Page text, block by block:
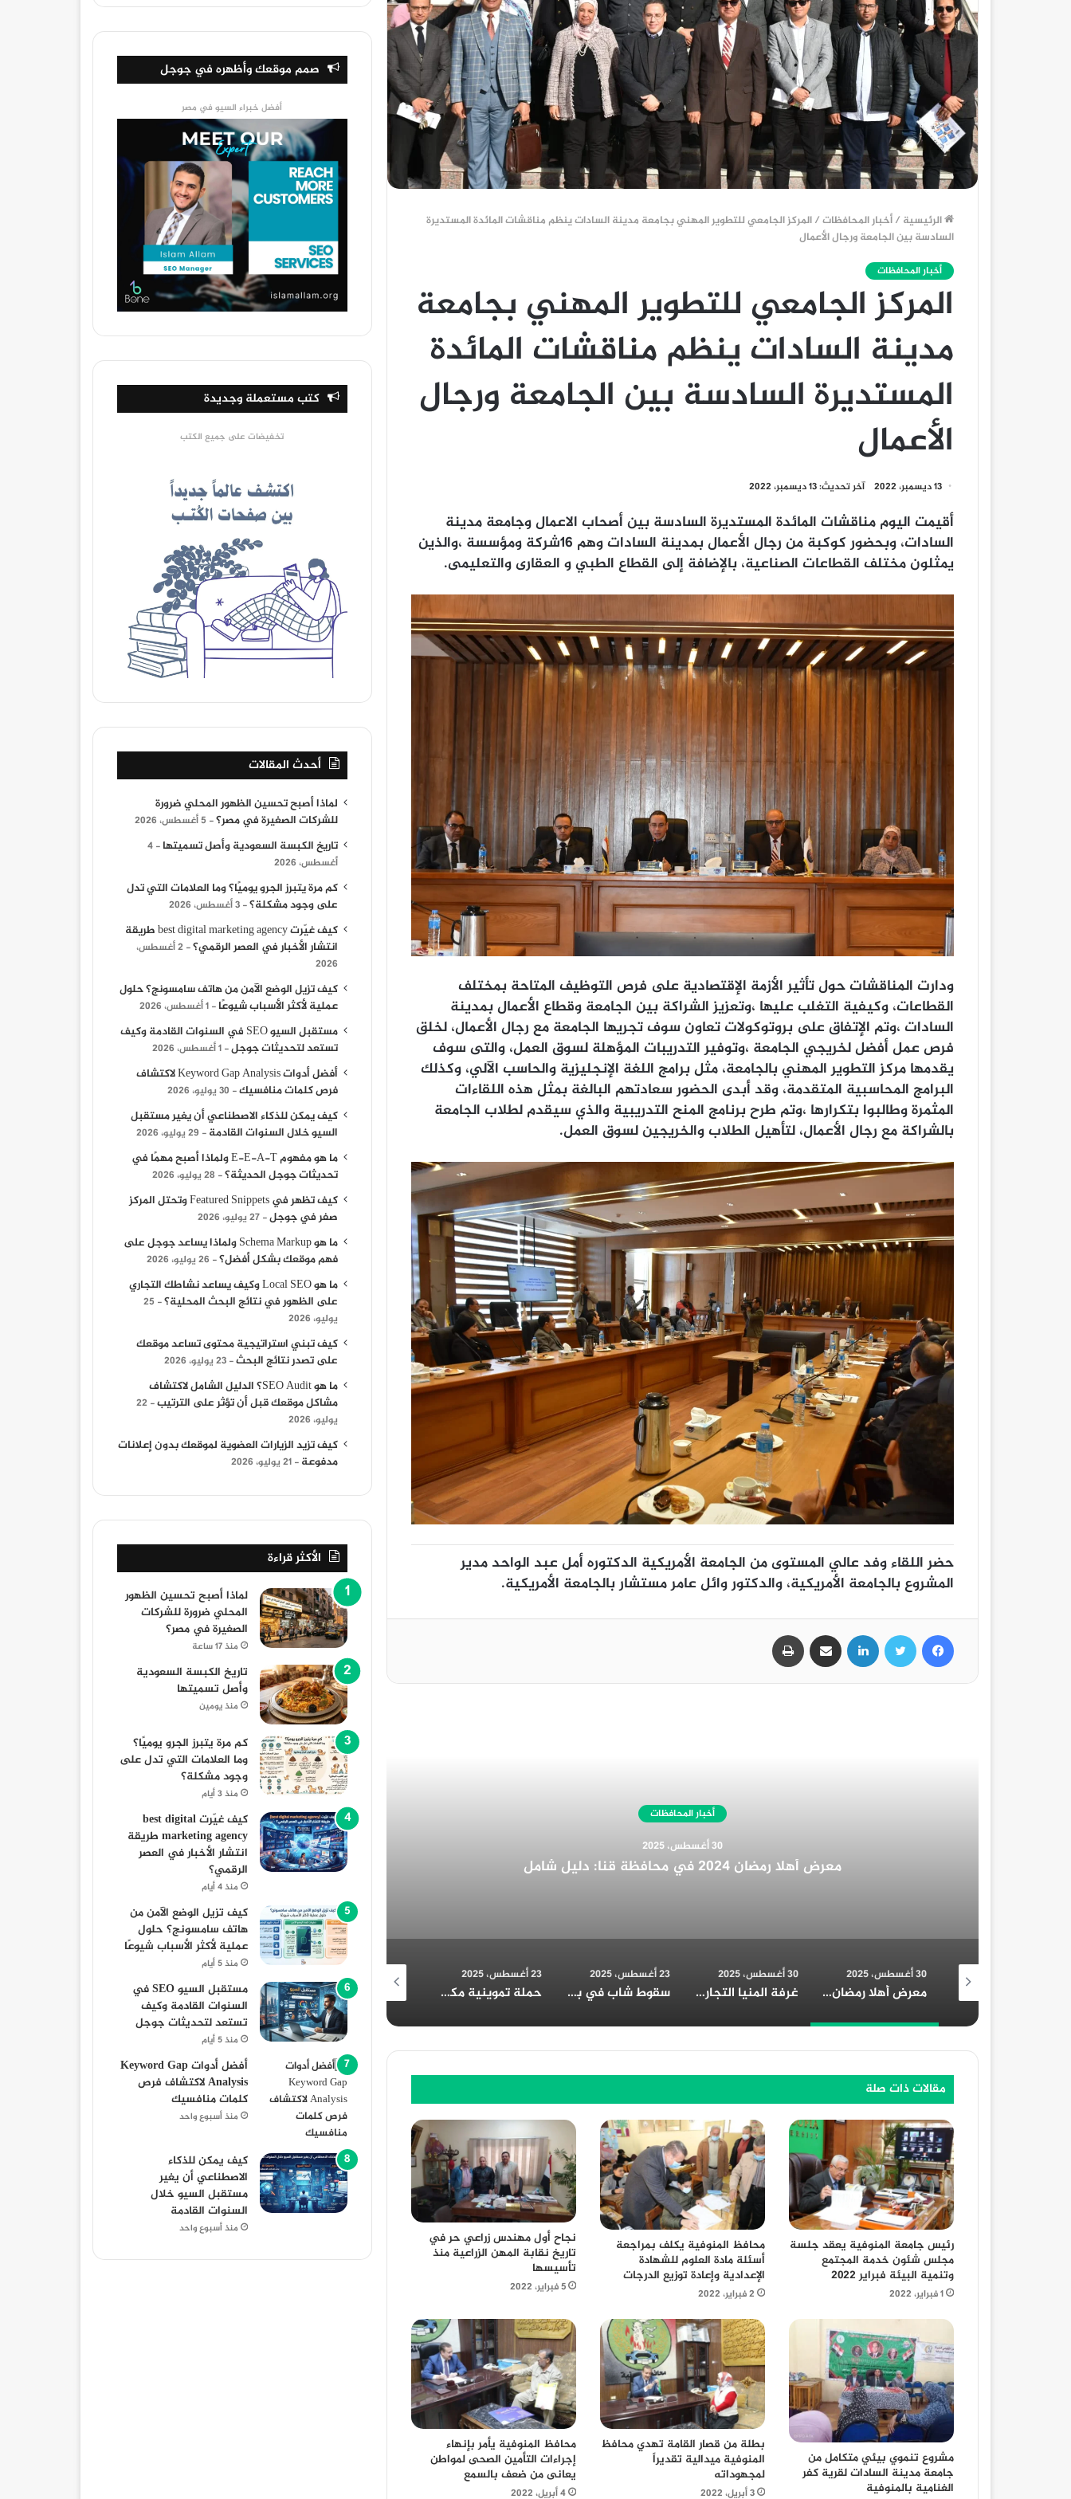
الرئيسية /أخبار المحافظات/المركز الجامعي للتطوير المهني بجامعة مدينة السادات ينظم مناقشات المائدة المستديرة
السادسة بين الجامعة ورجال الأعمال
أخبار المحافظات
المركز الجامعي للتطوير المهني بجامعة
مدينة السادات ينظم مناقشات المائدة
المستديرة السادسة بين الجامعة ورجال
الأعمال
13 ديسمبر، 2022 آخر تحديث: 13 ديسمبر، 2022
أقيمت اليوم مناقشات المائدة المستديرة السادسة بين أصحاب الاعمال وجامعة مدينة
السادات، وبحضور كوكبة من رجال الأعمال بمدينة السادات وهم ١٦شركة ومؤسسة ،والذين
يمثلون مختلف القطاعات الصناعية، بالإضافة إلى القطاع الطبي و العقارى والتعليمى.
ودارت المناقشات حول تأثير الأزمة الإقتصادية على فرص التوظيف المتاحة بمختلف
القطاعات، وكيفية التغلب عليها ،وتعزيز الشراكة بين الجامعة وقطاع الأعمال بمدينة
السادات ،وتم الإتفاق على بروتوكولات تعاون سوف تجريها الجامعة مع رجال الأعمال، لخلق
فرص عمل أفضل لخريجي الجامعة ،وتوفير التدريبات المؤهلة لسوق العمل، والتى سوف
يقدمها مركز التطوير المهني بالجامعة، مثل برامج اللغة الإنجليزية والحاسب الآلي، وكذلك
البرامج المحاسبية المتقدمة، وقد أبدى الحضور سعادتهم البالغة بمثل هذه اللقاءات
المثمرة وطالبوا بتكرارها ،وتم طرح برنامج المنح التدريبية والذي سيقدم لطلاب الجامعة
بالشراكة مع رجال الأعمال، لتأهيل الطلاب والخريجين لسوق العمل.
حضر اللقاء وفد عالي المستوى من الجامعة الأمريكية الدكتوره أمل عبد الواحد مدير
المشروع بالجامعة الأمريكية، والدكتور وائل عامر مستشار بالجامعة الأمريكية.
غرفة المنيا التجارية تُهنئ الرئيس السيسي بمناسبة الولاية الجديدة سقوط شاب في بئر
30 أغسطس، 2025 23 أغسطس، 2025 23 أغسطس، 2025 23 أغسطس، 2025
مسجد الفولي بالمنيا: منارة دينية وتاريخية عريقة معرض أهلا رمضان 2024 في المنوفية: أماكن وأسعار السلع
مقالات ذات صلة
رئيس جامعة المنوفية يعقد جلسة
مجلس شئون خدمة المجتمع
وتنمية البيئة فبراير ٢٠٢٢
1 فبراير، 2022
محافظ المنوفية يكلف بمراجعة
أسئلة مادة العلوم للشهادة
الإعدادية وإعادة توزيع الدرجات
2 فبراير، 2022
نجاح أول مهندس زراعي حر في
تاريخ نقابة المهن الزراعية منذ
تأسيسها
5 فبراير، 2022
مشروع تنموي بيئي متكامل من
جامعة مدينة السادات لقرية كفر
الغنامية بالمنوفية
بطلة من قصار القامة تهدي محافظ
المنوفية ميدالية تقديراً
لمجهوداته
3 أبريل، 2022
محافظ المنوفية يأمر بإنهاء
إجراءات التأمين الصحى لمواطن
يعانى من ضعف بالسمع
4 أبريل، 2022
صمم موقعك وأظهره في جوجل
أفضل خبراء السيو في مصر
كتب مستعملة وجديدة
تخفيضات على جميع الكتب
أحدث المقالات
لماذا أصبح تحسين الظهور المحلي ضرورة
للشركات الصغيرة في مصر؟
5 أغسطس، 2026
تاريخ الكبسة السعودية وأصل تسميتها
4
أغسطس، 2026
كم مرة يتبرز الجرو يوميًا؟ وما العلامات التي تدل
على وجود مشكلة؟
3 أغسطس، 2026
كيف غيّرت best digital marketing agency طريقة
انتشار الأخبار في العصر الرقمي؟
2 أغسطس،
2026
كيف تزيل الوضع الآمن من هاتف سامسونج؟ حلول
عملية لأكثر الأسباب شيوعًا
1 أغسطس، 2026
مستقبل السيو SEO في السنوات القادمة وكيف
تستعد لتحديثات جوجل
1 أغسطس، 2026
أفضل أدوات Keyword Gap Analysis لاكتشاف
فرص كلمات منافسيك
30 يوليو، 2026
كيف يمكن للذكاء الاصطناعي أن يغير مستقبل
السيو خلال السنوات القادمة
29 يوليو، 2026
ما هو مفهوم E-E-A-T ولماذا أصبح مهمًا في
تحديثات جوجل الحديثة؟
28 يوليو، 2026
كيف تظهر في Featured Snippets وتحتل المركز
صفر في جوجل
27 يوليو، 2026
ما هو Schema Markup ولماذا يساعد جوجل على
فهم موقعك بشكل أفضل؟
26 يوليو، 2026
ما هو Local SEO وكيف يساعد نشاطك التجاري
على الظهور في نتائج البحث المحلية؟
25
يوليو، 2026
كيف تبني استراتيجية محتوى تساعد موقعك
على تصدر نتائج البحث
23 يوليو، 2026
ما هو SEO Audit؟ الدليل الشامل لاكتشاف
مشاكل موقعك قبل أن تؤثر على الترتيب
22
يوليو، 2026
كيف تزيد الزيارات العضوية لموقعك بدون إعلانات
مدفوعة
21 يوليو، 2026
الأكثر قراءة
لماذا أصبح تحسين الظهور
المحلي ضرورة للشركات
الصغيرة في مصر؟
منذ 17 ساعة
تاريخ الكبسة السعودية
وأصل تسميتها
منذ يومين
كم مرة يتبرز الجرو يوميًا؟
وما العلامات التي تدل على
وجود مشكلة؟
منذ 3 أيام
كيف غيّرت best digital
marketing agency طريقة
انتشار الأخبار في العصر
الرقمي؟
منذ 4 أيام
كيف تزيل الوضع الآمن من
هاتف سامسونج؟ حلول
عملية لأكثر الأسباب شيوعًا
منذ 5 أيام
مستقبل السيو SEO في
السنوات القادمة وكيف
تستعد لتحديثات جوجل
منذ 5 أيام
أفضل أدوات Keyword Gap
Analysis لاكتشاف فرص
كلمات منافسيك
منذ أسبوع واحد
كيف يمكن للذكاء
الاصطناعي أن يغير
مستقبل السيو خلال
السنوات القادمة
منذ أسبوع واحد